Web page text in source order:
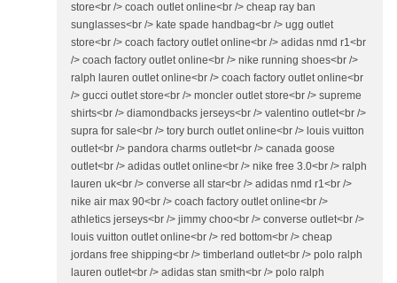
store<br /> coach outlet online<br /> cheap ray ban
sunglasses<br /> kate spade handbag<br /> ugg outlet
store<br /> coach factory outlet online<br /> adidas nmd r1<br
/> coach factory outlet online<br /> nike running shoes<br />
ralph lauren outlet online<br /> coach factory outlet online<br
/> gucci outlet store<br /> moncler outlet store<br /> supreme
shirts<br /> diamondbacks jerseys<br /> valentino outlet<br />
supra for sale<br /> tory burch outlet online<br /> louis vuitton
outlet<br /> pandora charms outlet<br /> canada goose
outlet<br /> adidas outlet online<br /> nike free 3.0<br /> ralph
lauren uk<br /> converse all star<br /> adidas nmd r1<br />
nike air max 90<br /> coach factory outlet online<br />
athletics jerseys<br /> jimmy choo<br /> converse outlet<br />
louis vuitton outlet online<br /> red bottom<br /> cheap
jordans free shipping<br /> timberland outlet<br /> polo ralph
lauren outlet<br /> adidas stan smith<br /> polo ralph